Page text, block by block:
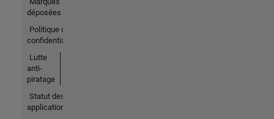
déposées
Politique de
confidentialité
Lutte
anti-
piratage
Statut des
applications